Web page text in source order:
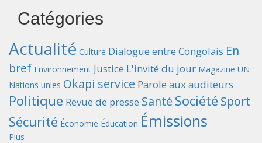
Catégories
Actualité Culture Dialogue entre Congolais En
bref Environnement Justice L'invité du jour Magazine UN
Nations unies Okapi service Parole aux auditeurs
Politique Revue de presse Santé Société Sport
Sécurité Économie Éducation Émissions
Plus